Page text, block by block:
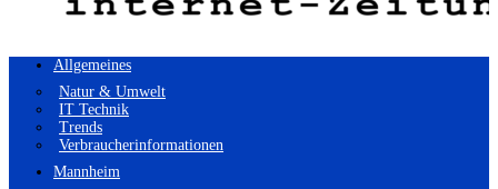
Allgemeines
Natur & Umwelt
IT Technik
Trends
Verbraucherinformationen
Mannheim